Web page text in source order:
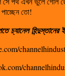
পাচ্ছেন তো!
চ্যানেল হিন্দুস্তানের